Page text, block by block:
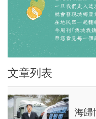
文章列表
海歸